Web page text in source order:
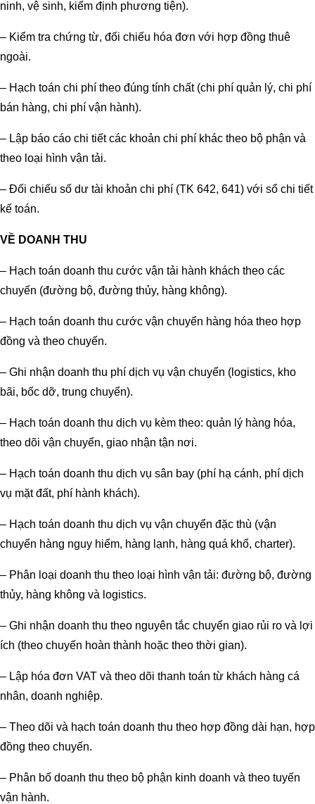
ninh, vệ sinh, kiểm định phương tiện).
– Kiểm tra chứng từ, đối chiếu hóa đơn với hợp đồng thuê
ngoài.
– Hạch toán chi phí theo đúng tính chất (chi phí quản lý, chi phí
bán hàng, chi phí vận hành).
– Lập báo cáo chi tiết các khoản chi phí khác theo bộ phận và
theo loại hình vận tải.
– Đối chiếu số dư tài khoản chi phí (TK 642, 641) với sổ chi tiết
kế toán.
VỀ DOANH THU
– Hạch toán doanh thu cước vận tải hành khách theo các
chuyến (đường bộ, đường thủy, hàng không).
– Hạch toán doanh thu cước vận chuyển hàng hóa theo hợp
đồng và theo chuyến.
– Ghi nhận doanh thu phí dịch vụ vận chuyển (logistics, kho
bãi, bốc dỡ, trung chuyển).
– Hạch toán doanh thu dịch vụ kèm theo: quản lý hàng hóa,
theo dõi vận chuyển, giao nhận tận nơi.
– Hạch toán doanh thu dịch vụ sân bay (phí hạ cánh, phí dịch
vụ mặt đất, phí hành khách).
– Hạch toán doanh thu dịch vụ vận chuyển đặc thù (vận
chuyển hàng nguy hiểm, hàng lạnh, hàng quá khổ, charter).
– Phân loại doanh thu theo loại hình vận tải: đường bộ, đường
thủy, hàng không và logistics.
– Ghi nhận doanh thu theo nguyên tắc chuyển giao rủi ro và lợi
ích (theo chuyến hoàn thành hoặc theo thời gian).
– Lập hóa đơn VAT và theo dõi thanh toán từ khách hàng cá
nhân, doanh nghiệp.
– Theo dõi và hạch toán doanh thu theo hợp đồng dài hạn, hợp
đồng theo chuyến.
– Phân bổ doanh thu theo bộ phận kinh doanh và theo tuyến
vận hành.